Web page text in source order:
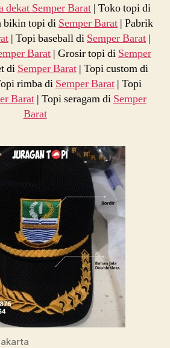
dekat Semper Barat| Toko topi di
bikin topi di Semper Barat | Pabrik
| Topi baseball di Semper Barat |
Barat | Grosir topi di Semper
di Semper Barat| Topi custom di
rimba di Semper Barat | Topi
Barat| Topi seragam di Semper
Barat